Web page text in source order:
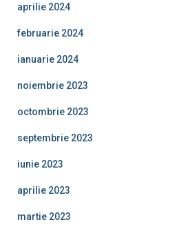
aprilie 2024
februarie 2024
ianuarie 2024
noiembrie 2023
octombrie 2023
septembrie 2023
iunie 2023
aprilie 2023
martie 2023